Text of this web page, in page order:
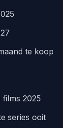
te koop
films 2025
series ooit